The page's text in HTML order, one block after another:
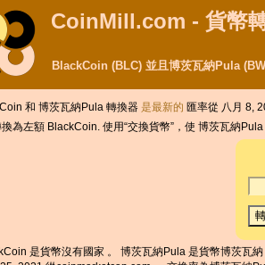
CoinMill.com - 貨幣
BlackCoin (BLC) 並且博茨瓦納Pula
和 博茨瓦納Pula 轉換器 是最新的 匯率從 八月 8,
為左額 BlackCoin. 使用“交換貨幣”，使 博茨瓦納
是貨幣沒有國家 。 博茨瓦納Pula 是貨幣博茨瓦